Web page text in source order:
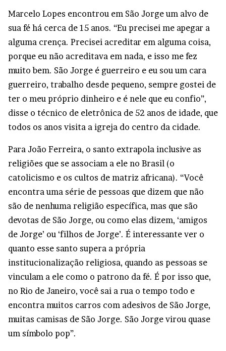
Marcelo Lopes encontrou em São Jorge um alvo de
sua fé há cerca de 15 anos. “Eu precisei me apegar a
alguma crença. Precisei acreditar em alguma coisa,
porque eu não acreditava em nada, e isso me fez
muito bem. São Jorge é guerreiro e eu sou um cara
guerreiro, trabalho desde pequeno, sempre gostei de
ter o meu próprio dinheiro e é nele que eu confio”,
disse o técnico de eletrônica de 52 anos de idade, que
todos os anos visita a igreja do centro da cidade.
Para João Ferreira, o santo extrapola inclusive as
religiões que se associam a ele no Brasil (o
catolicismo e os cultos de matriz africana). “Você
encontra uma série de pessoas que dizem que não
são de nenhuma religião específica, mas que são
devotas de São Jorge, ou como elas dizem, ‘amigos
de Jorge’ ou ‘filhos de Jorge’. É interessante ver o
quanto esse santo supera a própria
institucionalização religiosa, quando as pessoas se
vinculam a ele como o patrono da fé. É por isso que,
no Rio de Janeiro, você sai a rua o tempo todo e
encontra muitos carros com adesivos de São Jorge,
muitas camisas de São Jorge. São Jorge virou quase
um símbolo pop”.